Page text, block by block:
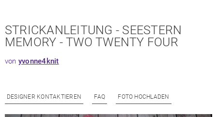
STRICKANLEITUNG - SEESTERN
MEMORY - TWO TWENTY FOUR
von yvonne4knit
DESIGNER KONTAKTIEREN FAQ FOTO HOCHLADEN